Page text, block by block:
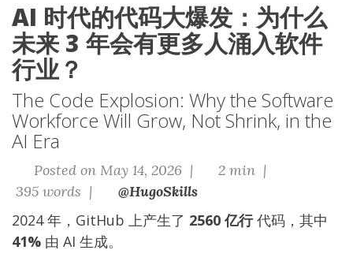
AI 时代的代码大爆发：为什么
未来 3 年会有更多人涌入软件
行业？
The Code Explosion: Why the Software
Workforce Will Grow, Not Shrink, in the
AI Era
Posted on May 14, 2026 |
2 min |
395 words |
@HugoSkills
2024 年，GitHub 上产生了 2560 亿行代码，其中
41% 由 AI 生成。